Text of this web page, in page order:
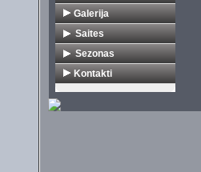
Dokumenti
Citi turnīri
V1
Veterāni
Galerija
Saites
Florbola organizācijas
Mediji
Klubi
Komercija
Sezonas
1. līga
2. līga
Veterāni
Kontakti